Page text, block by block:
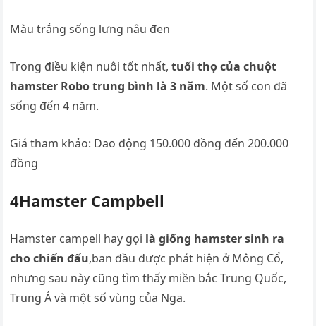
Màu trắng sống lưng nâu đen
Trong điều kiện nuôi tốt nhất, tuổi thọ của chuột
hamster Robo trung bình là 3 năm. Một số con đã
sống đến 4 năm.
Giá tham khảo: Dao động 150.000 đồng đến 200.000
đồng
4Hamster Campbell
Hamster campell hay gọi là giống hamster sinh ra
cho chiến đấu,ban đầu được phát hiện ở Mông Cổ,
nhưng sau này cũng tìm thấy miền bắc Trung Quốc,
Trung Á và một số vùng của Nga.